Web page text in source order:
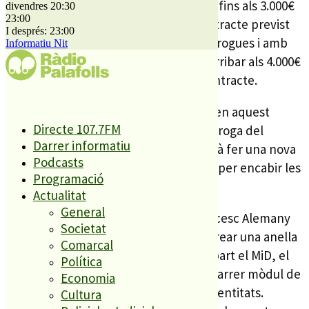
divendres 20:30
23:00
I després: 23:00
Informatiu Nit
Directe 107.7FM
Darrer informatiu
Podcasts
Programació
Actualitat
General
Societat
Comarcal
Política
Economia
Cultura
aconseguir rebaixar el cost del lloguer fins als 3.000€
mensuals durant el primer any. El contracte previst
era de 3 anys amb dues possibles pròrrogues i amb
petits augments anuals del cost fins arribar als 4.000€
mensuals en aquest darrer any de contracte.
La nau doncs, continuarà un any més en aquest
emplaçament esgotant la segona pròrroga del
contracte, pel que el proper any caldrà fer una nova
licitació o trobar una solució definitiva per encabir les
entitats.
Justament l’alcalde de Palafolls, Francesc Alemany
recordava el projecte d’Esquerra de crear una anella
cultural al centre, de la que formaria part el MiD, el
teatre i en la que es transformaria el darrer mòdul de
les antigues escoles en espai per a les entitats.